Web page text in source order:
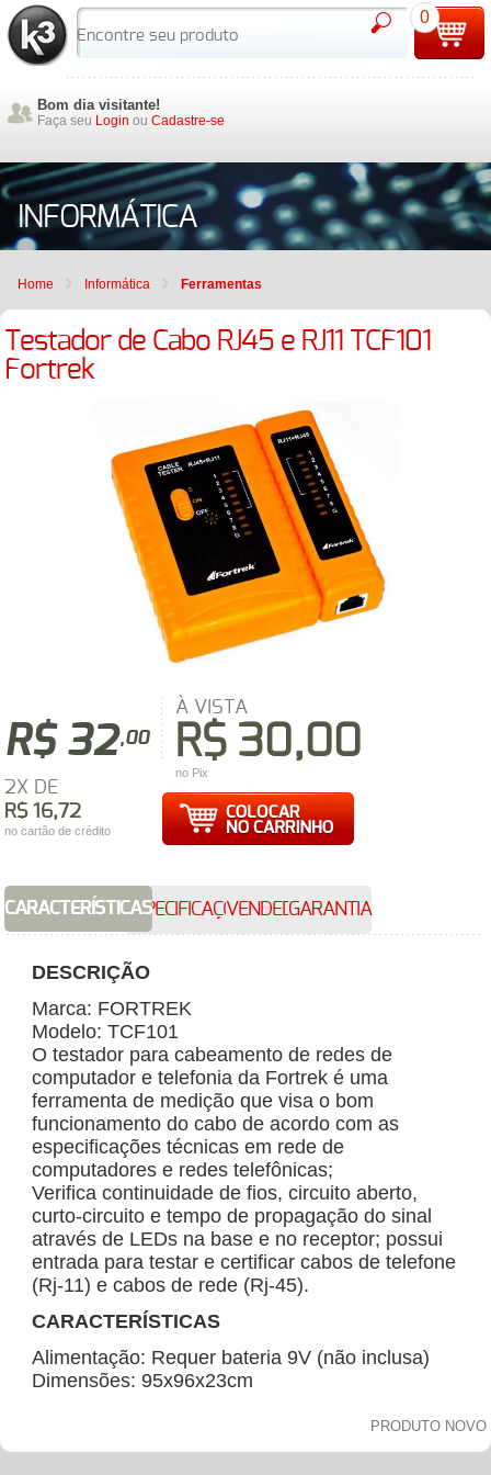
Bom dia visitante!
Faça seu Login ou Cadastre-se
0
INFORMÁTICA
Home Informática Ferramentas
Testador de Cabo RJ45 e RJ11 TCF101
Fortrek
R$ 32,00
À VISTA
R$ 30,00
no Pix
2X DE
R$ 16,72
no cartão de crédito
CARACTERÍSTICASESPECIFICAÇÕESVENDEDORGARANTIA
DESCRIÇÃO
Marca: FORTREK
Modelo: TCF101
O testador para cabeamento de redes de
computador e telefonia da Fortrek é uma
ferramenta de medição que visa o bom
funcionamento do cabo de acordo com as
especificações técnicas em rede de
computadores e redes telefônicas;
Verifica continuidade de fios, circuito aberto,
curto-circuito e tempo de propagação do sinal
através de LEDs na base e no receptor; possui
entrada para testar e certificar cabos de telefone
(Rj-11) e cabos de rede (Rj-45).
CARACTERÍSTICAS
Alimentação: Requer bateria 9V (não inclusa)
Dimensões: 95x96x23cm
PRODUTO NOVO